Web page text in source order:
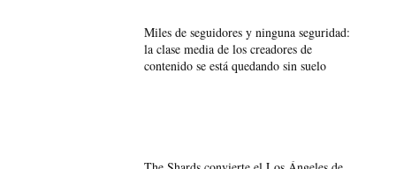
Miles de seguidores y ninguna seguridad:
la clase media de los creadores de
contenido se está quedando sin suelo